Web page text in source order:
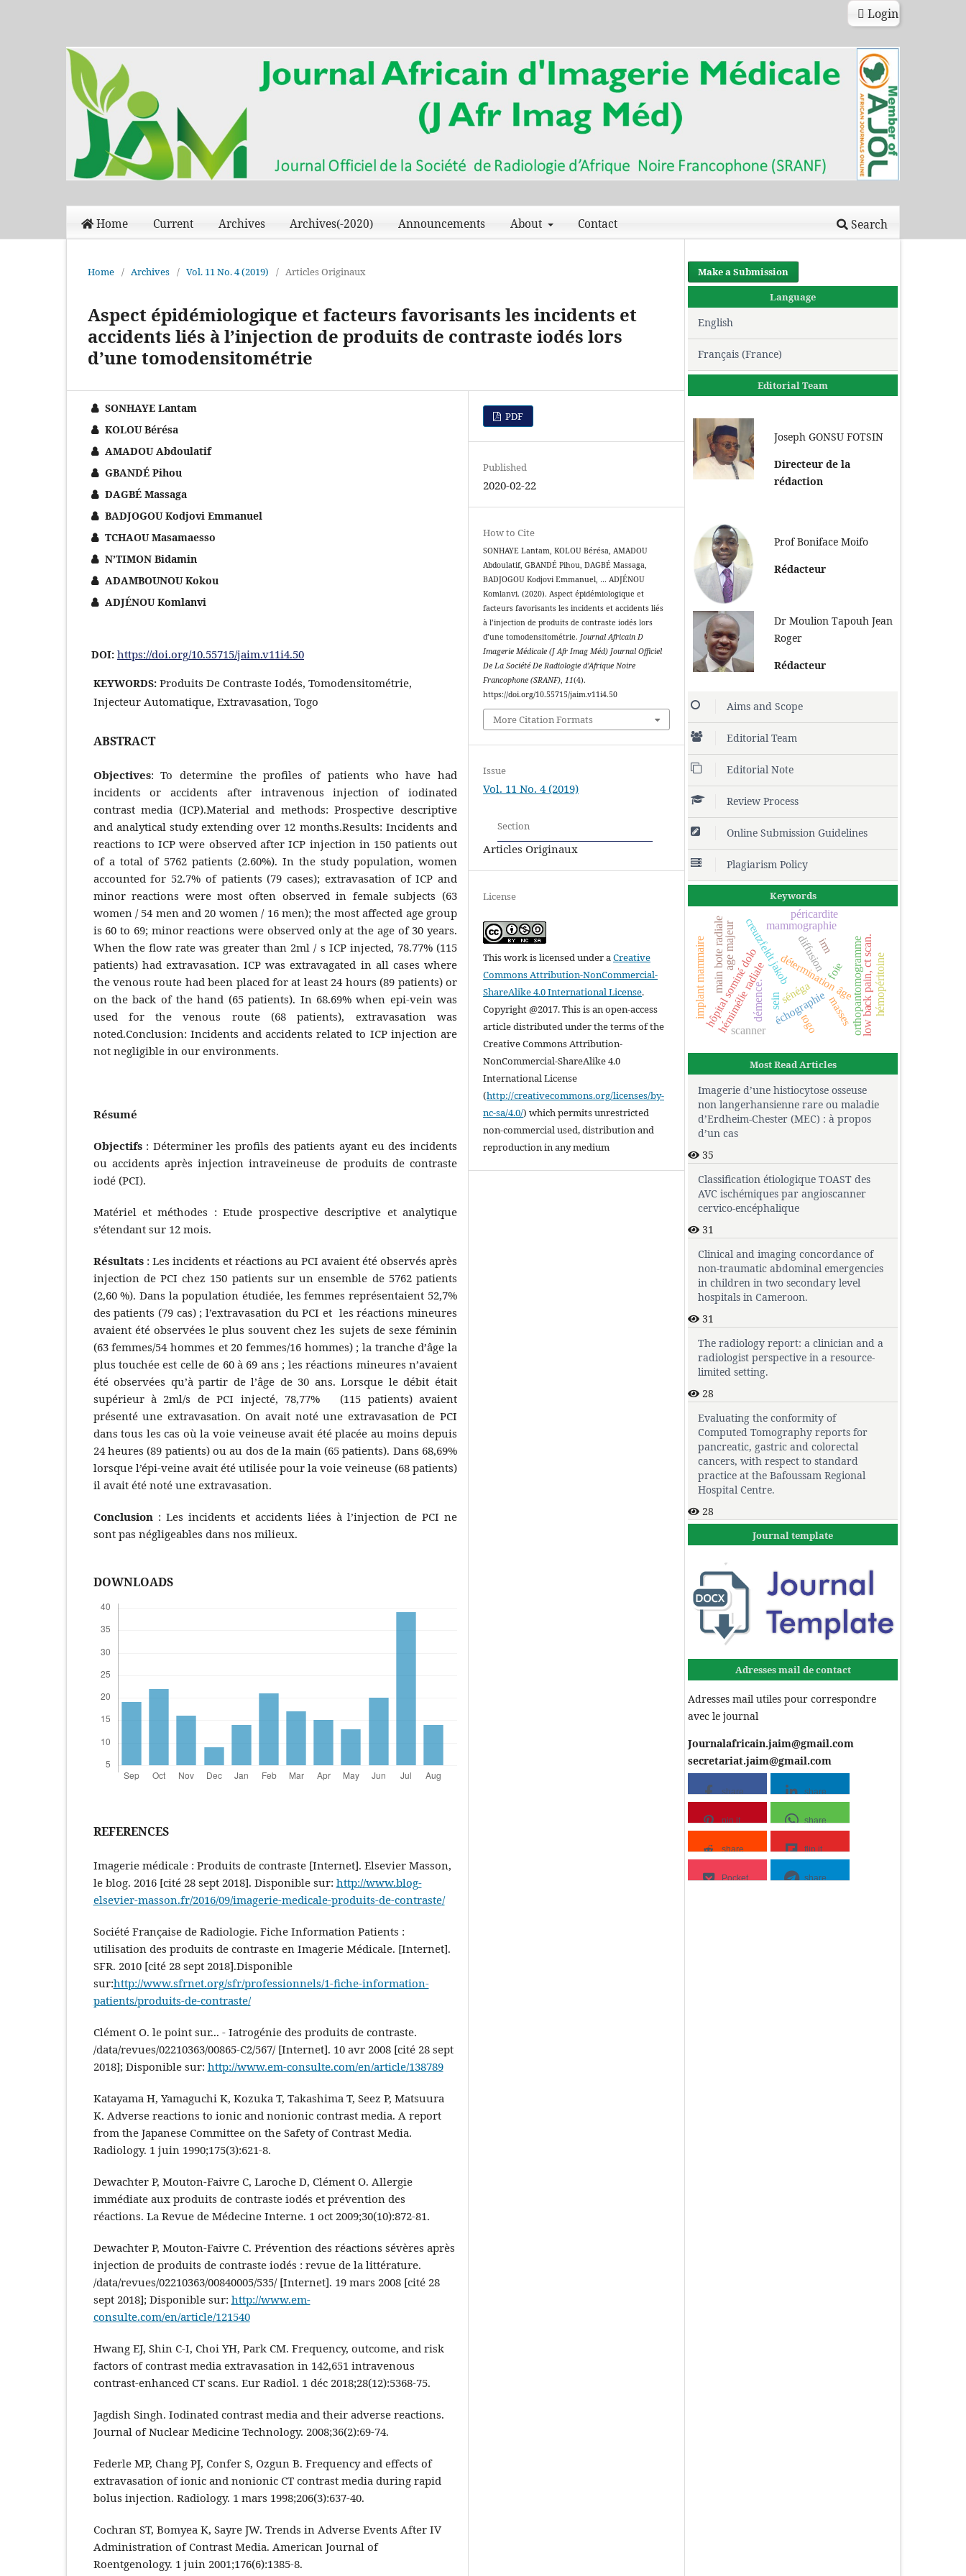
Home Current Archives Archives(-2020) Announcements About Contact Search
Login
Home / Archives / Vol. 11 No. 4 (2019) / Articles Originaux
Aspect épidémiologique et facteurs favorisants les incidents et
accidents liés à l’injection de produits de contraste iodés lors
d’une tomodensitométrie
SONHAYE Lantam
KOLOU Bérésa
AMADOU Abdoulatif
GBANDÉ Pihou
DAGBÉ Massaga
BADJOGOU Kodjovi Emmanuel
TCHAOU Masamaesso
N’TIMON Bidamin
ADAMBOUNOU Kokou
ADJÉNOU Komlanvi
DOI: https://doi.org/10.55715/jaim.v11i4.50
KEYWORDS: Produits De Contraste Iodés, Tomodensitométrie,
Injecteur Automatique, Extravasation, Togo
ABSTRACT
Objectives: To determine the profiles of patients who have had
incidents or accidents after intravenous injection of iodinated
contrast media (ICP).Material and methods: Prospective descriptive
and analytical study extending over 12 months.Results: Incidents and
reactions to ICP were observed after ICP injection in 150 patients out
of a total of 5762 patients (2.60%). In the study population, women
accounted for 52.7% of patients (79 cases); extravasation of ICP and
minor reactions were most often observed in female subjects (63
women / 54 men and 20 women / 16 men); the most affected age group
is 60 to 69; minor reactions were observed only at the age of 30 years.
When the flow rate was greater than 2ml / s ICP injected, 78.77% (115
patients) had extravasation. ICP was extravagated in all cases where
the venous route had been placed for at least 24 hours (89 patients) or
on the back of the hand (65 patients). In 68.69% when epi-vein was
used for the venous route (68 patients), extravasation was
noted.Conclusion: Incidents and accidents related to ICP injection are
not negligible in our environments.
Résumé
Objectifs : Déterminer les profils des patients ayant eu des incidents
ou accidents après injection intraveineuse de produits de contraste
iodé (PCI).
Matériel et méthodes : Etude prospective descriptive et analytique
s’étendant sur 12 mois.
Résultats : Les incidents et réactions au PCI avaient été observés après
injection de PCI chez 150 patients sur un ensemble de 5762 patients
(2,60 %). Dans la population étudiée, les femmes représentaient 52,7%
des patients (79 cas) ; l’extravasation du PCI et les réactions mineures
avaient été observées le plus souvent chez les sujets de sexe féminin
(63 femmes/54 hommes et 20 femmes/16 hommes) ; la tranche d’âge la
plus touchée est celle de 60 à 69 ans ; les réactions mineures n’avaient
été observées qu’à partir de l’âge de 30 ans. Lorsque le débit était
supérieur à 2ml/s de PCI injecté, 78,77% (115 patients) avaient
présenté une extravasation. On avait noté une extravasation de PCI
dans tous les cas où la voie veineuse avait été placée au moins depuis
24 heures (89 patients) ou au dos de la main (65 patients). Dans 68,69%
lorsque l’épi-veine avait été utilisée pour la voie veineuse (68 patients)
il avait été noté une extravasation.
Conclusion : Les incidents et accidents liées à l’injection de PCI ne
sont pas négligeables dans nos milieux.
DOWNLOADS
REFERENCES
Imagerie médicale : Produits de contraste [Internet]. Elsevier Masson,
le blog. 2016 [cité 28 sept 2018]. Disponible sur: http://www.blog-
elsevier-masson.fr/2016/09/imagerie-medicale-produits-de-contraste/
Société Française de Radiologie. Fiche Information Patients :
utilisation des produits de contraste en Imagerie Médicale. [Internet].
SFR. 2010 [cité 28 sept 2018].Disponible
sur:http://www.sfrnet.org/sfr/professionnels/1-fiche-information-
patients/produits-de-contraste/
Clément O. le point sur... - Iatrogénie des produits de contraste.
/data/revues/02210363/00865-C2/567/ [Internet]. 10 avr 2008 [cité 28 sept
2018]; Disponible sur: http://www.em-consulte.com/en/article/138789
Katayama H, Yamaguchi K, Kozuka T, Takashima T, Seez P, Matsuura
K. Adverse reactions to ionic and nonionic contrast media. A report
from the Japanese Committee on the Safety of Contrast Media.
Radiology. 1 juin 1990;175(3):621‑8.
Dewachter P, Mouton-Faivre C, Laroche D, Clément O. Allergie
immédiate aux produits de contraste iodés et prévention des
réactions. La Revue de Médecine Interne. 1 oct 2009;30(10):872‑81.
Dewachter P, Mouton-Faivre C. Prévention des réactions sévères après
injection de produits de contraste iodés : revue de la littérature.
/data/revues/02210363/00840005/535/ [Internet]. 19 mars 2008 [cité 28
sept 2018]; Disponible sur: http://www.em-
consulte.com/en/article/121540
Hwang EJ, Shin C-I, Choi YH, Park CM. Frequency, outcome, and risk
factors of contrast media extravasation in 142,651 intravenous
contrast-enhanced CT scans. Eur Radiol. 1 déc 2018;28(12):5368‑75.
Jagdish Singh. Iodinated contrast media and their adverse reactions.
Journal of Nuclear Medicine Technology. 2008;36(2):69-74.
Federle MP, Chang PJ, Confer S, Ozgun B. Frequency and effects of
extravasation of ionic and nonionic CT contrast media during rapid
bolus injection. Radiology. 1 mars 1998;206(3):637‑40.
Cochran ST, Bomyea K, Sayre JW. Trends in Adverse Events After IV
Administration of Contrast Media. American Journal of
Roentgenology. 1 juin 2001;176(6):1385‑8.
PDF
Published
2020-02-22
How to Cite
SONHAYE Lantam, KOLOU Bérésa, AMADOU
Abdoulatif, GBANDÉ Pihou, DAGBÉ Massaga,
BADJOGOU Kodjovi Emmanuel, … ADJÉNOU
Komlanvi. (2020). Aspect épidémiologique et
facteurs favorisants les incidents et accidents liés
à l’injection de produits de contraste iodés lors
d’une tomodensitométrie. Journal Africain D
Imagerie Médicale (J Afr Imag Méd) Journal Officiel
De La Société De Radiologie d’Afrique Noire
Francophone (SRANF) 11(4).
https://doi.org/10.55715/jaim.v11i4.50
More Citation Formats
Issue
Vol. 11 No. 4 (2019)
Section
Articles Originaux
License
This work is licensed under aCreative
Commons Attribution-NonCommercial-
ShareAlike 4.0 International License.
Copyright @2017. This is an open-access
article distributed under the terms of the
Creative Commons Attribution-
NonCommercial-ShareAlike 4.0
International License
(http://creativecommons.org/licenses/by-
nc-sa/4.0/) which permits unrestricted
non-commercial used, distribution and
reproduction in any medium
Make a Submission
Language
English
Français (France)
Editorial Team
Joseph GONSU FOTSIN
Directeur de la
rédaction
Prof Boniface Moifo
Rédacteur
Dr Moulion Tapouh Jean
Roger
Rédacteur
Aims and Scope
Editorial Team
Editorial Note
Review Process
Online Submission Guidelines
Plagiarism Policy
Keywords
creutzfeldt jakobdétermination âge
hôpital sominé dolo
main bote radiale
hémimélie radiale
démence.
diffusion
irm
implant mammaire orthopantomogramme
sein
échographie
mammographie
péricardite
foie
sénéga low back pain, ct scan.
scanner
masses
togo
age majeur
hémopéritoine
Most Read Articles
Imagerie d’une histiocytose osseuse
non langerhansienne rare ou maladie
d’Erdheim-Chester (MEC) : à propos
d’un cas
35
Classification étiologique TOAST des
AVC ischémiques par angioscanner
cervico-encéphalique
31
Clinical and imaging concordance of
non-traumatic abdominal emergencies
in children in two secondary level
hospitals in Cameroon.
31
The radiology report: a clinician and a
radiologist perspective in a resource-
limited setting.
28
Evaluating the conformity of
Computed Tomography reports for
pancreatic, gastric and colorectal
cancers, with respect to standard
practice at the Bafoussam Regional
Hospital Centre.
28
Journal template
Adresses mail de contact
Adresses mail utiles pour correspondre
avec le journal
Journalafricain.jaim@gmail.com
secretariat.jaim@gmail.com
share share
pin it share
share flip it
Pocket share